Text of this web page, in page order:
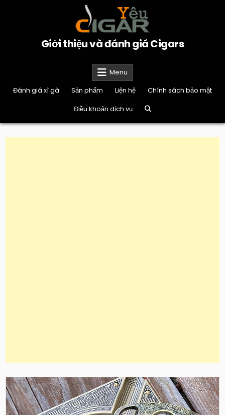
Giới thiệu và đánh giá Cigars
Menu
Đánh giá xì gà
Sản phẩm Liện hệ
Chính sách bảo mật
Điều khoản dịch vụ